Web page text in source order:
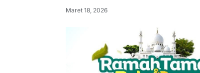
Maret 18, 2026